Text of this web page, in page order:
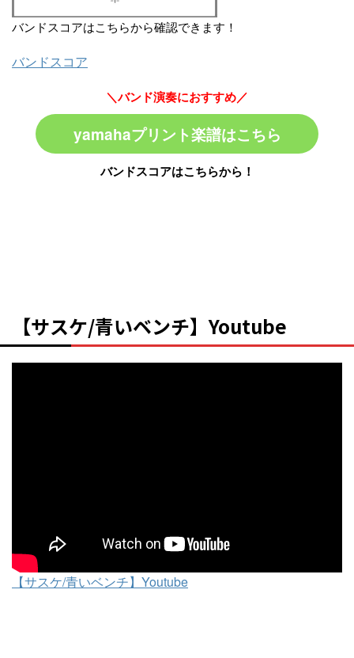
バンドスコアはこちらから確認できます！
バンドスコア
＼バンド演奏におすすめ／
yamahaプリント楽譜はこちら
バンドスコアはこちらから！
【サスケ/青いベンチ】Youtube
【サスケ/青いベンチ】Youtube